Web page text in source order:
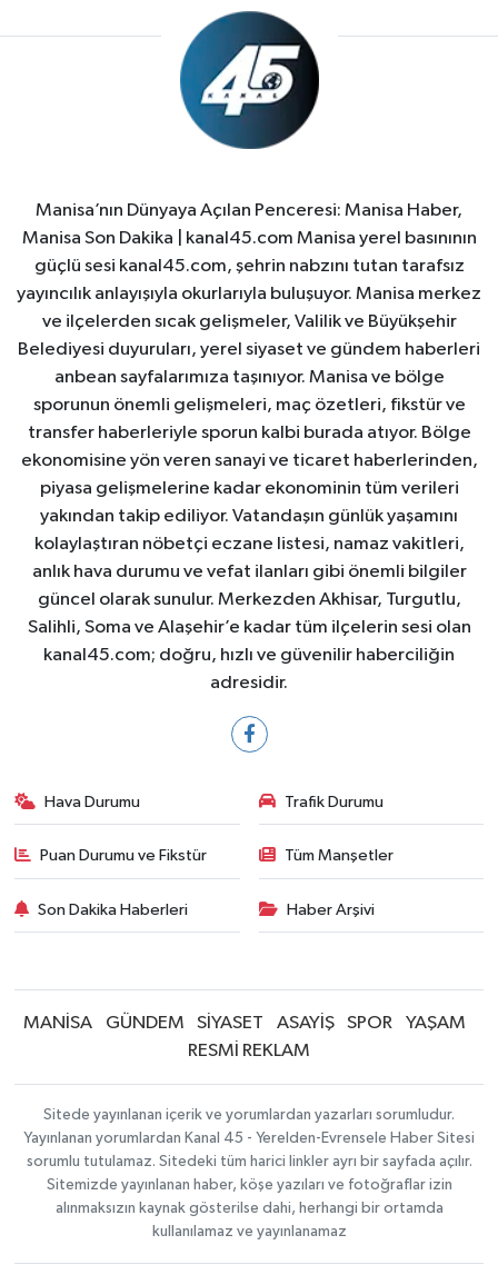
Manisa’nın Dünyaya Açılan Penceresi: Manisa Haber,
Manisa Son Dakika | kanal45.com Manisa yerel basınının
güçlü sesi kanal45.com, şehrin nabzını tutan tarafsız
yayıncılık anlayışıyla okurlarıyla buluşuyor. Manisa merkez
ve ilçelerden sıcak gelişmeler, Valilik ve Büyükşehir
Belediyesi duyuruları, yerel siyaset ve gündem haberleri
anbean sayfalarımıza taşınıyor. Manisa ve bölge
sporunun önemli gelişmeleri, maç özetleri, fikstür ve
transfer haberleriyle sporun kalbi burada atıyor. Bölge
ekonomisine yön veren sanayi ve ticaret haberlerinden,
piyasa gelişmelerine kadar ekonominin tüm verileri
yakından takip ediliyor. Vatandaşın günlük yaşamını
kolaylaştıran nöbetçi eczane listesi, namaz vakitleri,
anlık hava durumu ve vefat ilanları gibi önemli bilgiler
güncel olarak sunulur. Merkezden Akhisar, Turgutlu,
Salihli, Soma ve Alaşehir’e kadar tüm ilçelerin sesi olan
kanal45.com; doğru, hızlı ve güvenilir haberciliğin
adresidir.
Hava Durumu Trafik Durumu
Puan Durumu ve Fikstür Tüm Manşetler
Son Dakika Haberleri Haber Arşivi
MANİSA GÜNDEM SİYASET ASAYİŞ SPOR
YAŞAM
RESMİ REKLAM
Sitede yayınlanan içerik ve yorumlardan yazarları sorumludur.
Yayınlanan yorumlardan Kanal 45 - Yerelden-Evrensele Haber Sitesi
sorumlu tutulamaz. Sitedeki tüm harici linkler ayrı bir sayfada açılır.
Sitemizde yayınlanan haber, köşe yazıları ve fotoğraflar izin
alınmaksızın kaynak gösterilse dahi, herhangi bir ortamda
kullanılamaz ve yayınlanamaz